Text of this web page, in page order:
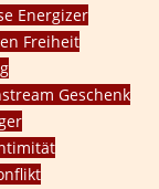
Energizer
Freiheit
Geschenk